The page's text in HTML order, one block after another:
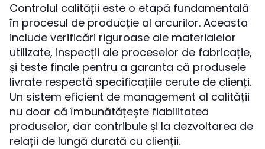
Controlul calității este o etapă fundamentală
în procesul de producție al arcurilor. Aceasta
include verificări riguroase ale materialelor
utilizate, inspecții ale proceselor de fabricație,
și teste finale pentru a garanta că produsele
livrate respectă specificațiile cerute de clienți.
Un sistem eficient de management al calității
nu doar că îmbunătățește fiabilitatea
produselor, dar contribuie și la dezvoltarea de
relații de lungă durată cu clienții.